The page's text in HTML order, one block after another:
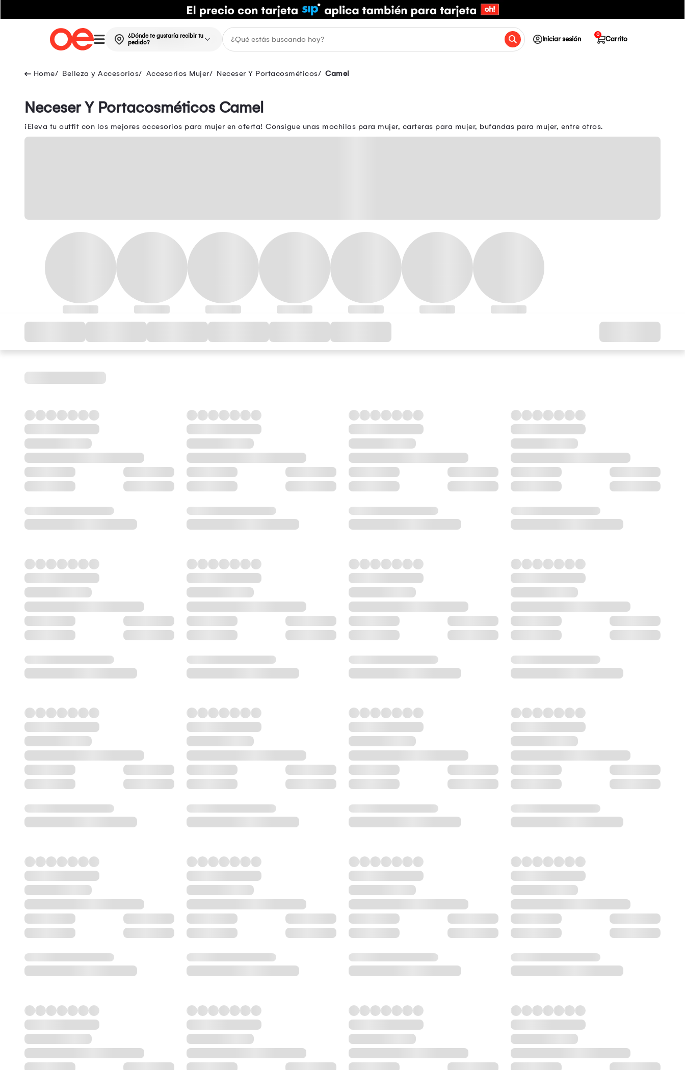
¿Dónde te gustaría recibir tu
pedido?
Iniciar sesión Carrito
0
Belleza y Accesorios Accesorios Mujer Neceser Y Portacosméticos Camel
Neceser Y Portacosméticos Camel
¡Eleva tu outfit con los mejores accesorios para mujer en oferta! Consigue unas mochilas para mujer, carteras para mujer, bufandas para mujer, entre otros.